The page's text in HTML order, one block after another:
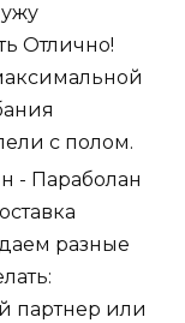
Отлично!
с полом.
- Параболан
разные
партнер или